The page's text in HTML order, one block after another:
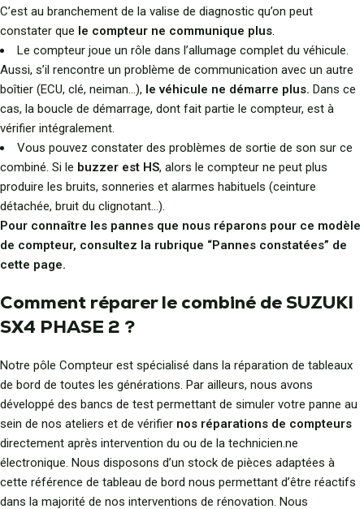
C’est au branchement de la valise de diagnostic qu’on peut
constater que le compteur ne communique plus.
Le compteur joue un rôle dans l’allumage complet du véhicule.
Aussi, s’il rencontre un problème de communication avec un autre
boîtier (ECU, clé, neiman…), le véhicule ne démarre plus. Dans ce
cas, la boucle de démarrage, dont fait partie le compteur, est à
vérifier intégralement.
Vous pouvez constater des problèmes de sortie de son sur ce
combiné. Si le buzzer est HS, alors le compteur ne peut plus
produire les bruits, sonneries et alarmes habituels (ceinture
détachée, bruit du clignotant…).
Pour connaître les pannes que nous réparons pour ce modèle
de compteur, consultez la rubrique “Pannes constatées” de
cette page.
Comment réparer le combiné de SUZUKI
SX4 PHASE 2 ?
Notre pôle Compteur est spécialisé dans la réparation de tableaux
de bord de toutes les générations. Par ailleurs, nous avons
développé des bancs de test permettant de simuler votre panne au
sein de nos ateliers et de vérifier nos réparations de compteurs
directement après intervention du ou de la technicien.ne
électronique. Nous disposons d’un stock de pièces adaptées à
cette référence de tableau de bord nous permettant d’être réactifs
dans la majorité de nos interventions de rénovation. Nous